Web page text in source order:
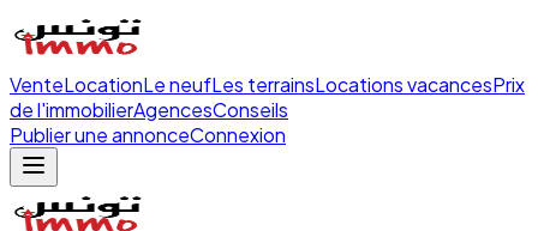
VenteLocationLe neufLes terrainsLocations vacancesPrix
de l'immobilierAgencesConseils
Publier une annonceConnexion